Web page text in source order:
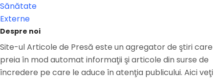
Sănătate
Externe
Despre noi
Site-ul Articole de Presă este un agregator de ştiri care
preia în mod automat informaţii şi articole din surse de
încredere pe care le aduce în atenţia publicului. Aici veţi